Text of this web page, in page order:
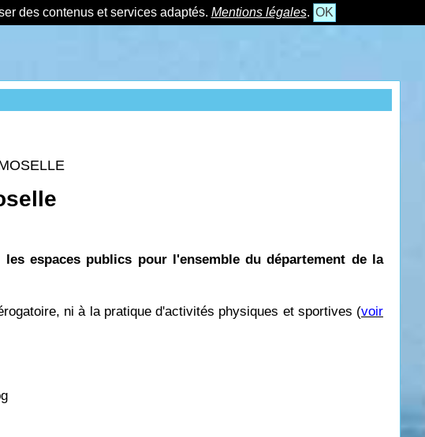
des contenus et services adaptés. Mentions légales. OK
espaces publics pour l'ensemble du département de la
ni à la pratique d'activités physiques et sportives (voir